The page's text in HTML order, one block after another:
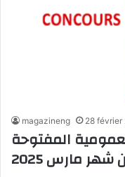
magazineng 28 février
المفتوحة
شهر مارس 2025